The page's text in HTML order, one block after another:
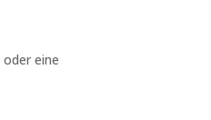
eine